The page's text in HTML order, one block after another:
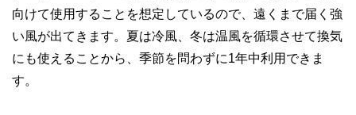
向けて使用することを想定しているので、遠くまで届く強
い風が出てきます。夏は冷風、冬は温風を循環させて換気
にも使えることから、季節を問わずに1年中利用できま
す。